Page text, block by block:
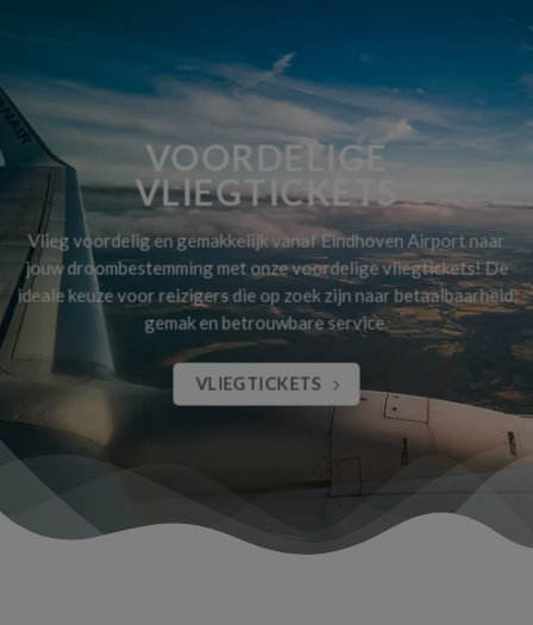
VOORDELIGE
VLIEGTICKETS
Vlieg voordelig en gemakkelijk vanaf Eindhoven Airport naar
jouw droombestemming met onze voordelige vliegtickets! De
ideale keuze voor reizigers die op zoek zijn naar betaalbaarheid,
gemak en betrouwbare service.
VLIEGTICKETS